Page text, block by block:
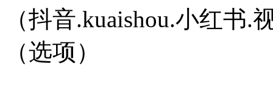
（抖音.kuaishou.小红书.
（选项）